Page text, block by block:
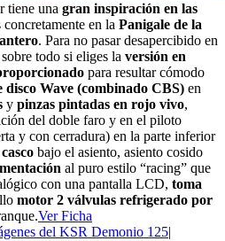
tiene una gran inspiración en las
concretamente en la Panigale de la
. Para no pasar desapercibido en
todo si eliges la versión en
para resultar cómodo
disco Wave (combinado CBS) en
y pinzas pintadas en rojo vivo,
del doble faro y en el piloto
y con cerradura) en la parte inferior
bajo el asiento, asiento cosido
al puro estilo “racing” que
con una pantalla LCD, toma
motor 2 válvulas refrigerado por
Ver Ficha
del KSR Demonio 125|